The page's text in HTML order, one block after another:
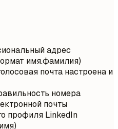
адрес
имя.фамилия)
почта настроена и
номера
почты
профиля LinkedIn